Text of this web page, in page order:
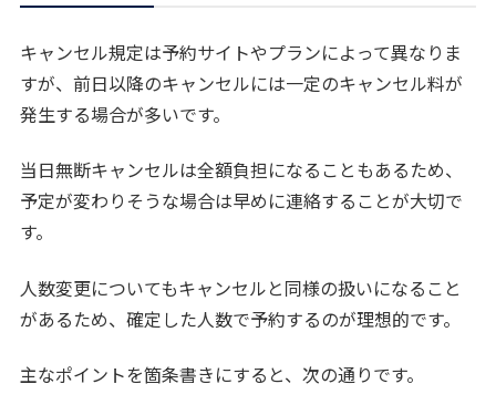
キャンセル規定は予約サイトやプランによって異なりま
すが、前日以降のキャンセルには一定のキャンセル料が
発生する場合が多いです。
当日無断キャンセルは全額負担になることもあるため、
予定が変わりそうな場合は早めに連絡することが大切で
す。
人数変更についてもキャンセルと同様の扱いになること
があるため、確定した人数で予約するのが理想的です。
主なポイントを箇条書きにすると、次の通りです。